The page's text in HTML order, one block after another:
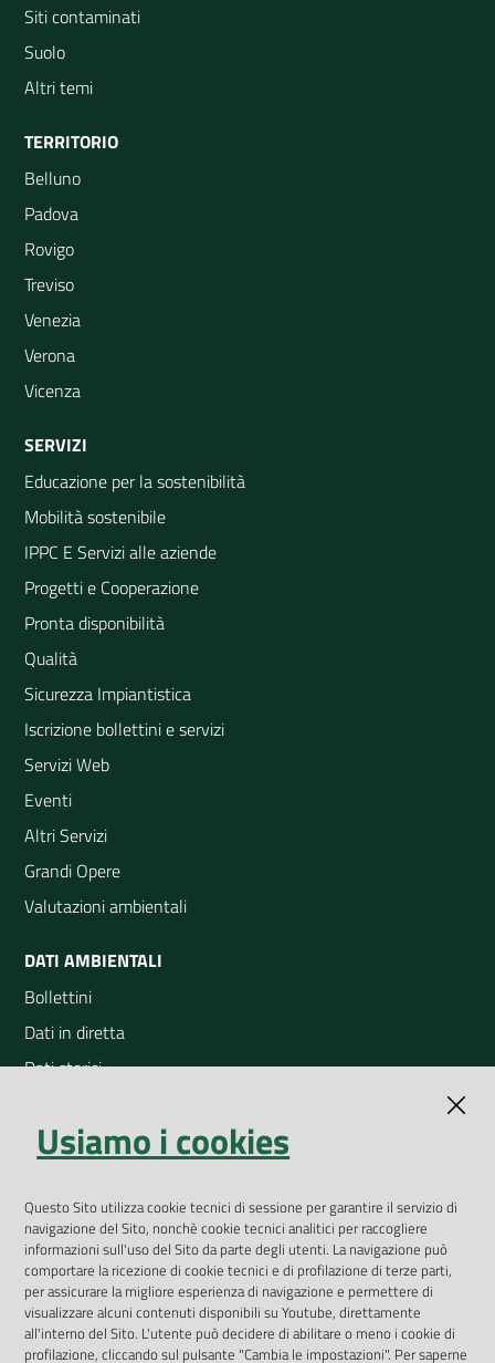
Siti contaminati
Suolo
Altri temi
TERRITORIO
Belluno
Padova
Rovigo
Treviso
Venezia
Verona
Vicenza
SERVIZI
Educazione per la sostenibilità
Mobilità sostenibile
IPPC E Servizi alle aziende
Progetti e Cooperazione
Pronta disponibilità
Qualità
Sicurezza Impiantistica
Iscrizione bollettini e servizi
Servizi Web
Eventi
Altri Servizi
Grandi Opere
Valutazioni ambientali
DATI AMBIENTALI
Bollettini
Dati in diretta
Dati storici
Open Data
App Arpav
Rapporti regionali annuali
Le Infografiche
Dispenser dati
Usiamo i cookies
Questo Sito utilizza cookie tecnici di sessione per garantire il servizio di
navigazione del Sito, nonchè cookie tecnici analitici per raccogliere
informazioni sull'uso del Sito da parte degli utenti. La navigazione può
comportare la ricezione di cookie tecnici e di profilazione di terze parti,
per assicurare la migliore esperienza di navigazione e permettere di
visualizzare alcuni contenuti disponibili su Youtube, direttamente
all'interno del Sito. L'utente può decidere di abilitare o meno i cookie di
profilazione, cliccando sul pulsante "Cambia le impostazioni". Per saperne